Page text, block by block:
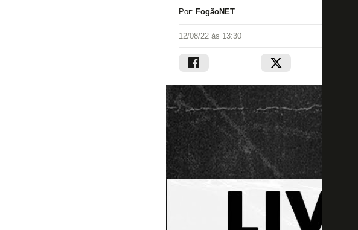
Por: FogãoNET
12/08/22 às 13:30